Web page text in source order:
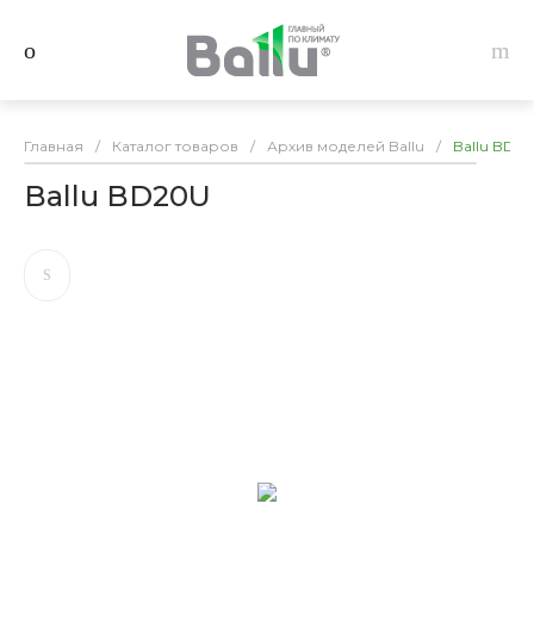
Главная / Каталог товаров / Архив моделей Ballu / Ballu
Ballu BD20U